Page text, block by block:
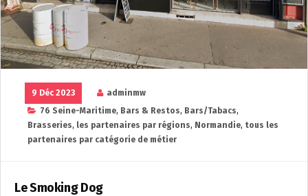
9 Déc 2023
adminmw
76 Seine-Maritime, Bars & Restos, Bars/Tabacs,
Brasseries, les partenaires par régions, Normandie, tous les
partenaires par catégorie de métier
Le Smoking Dog